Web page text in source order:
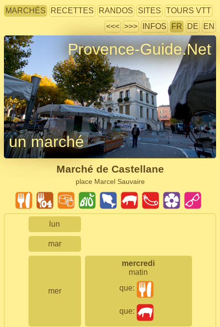
MARCHÉS RECETTES RANDOS SITES
TOURS VTT
<<< >>> INFOS FR DE EN
Provence-Guide.Net
un marché
Marché de Castellane
place Marcel Sauvaire
lun
mar
mer
mercredi
matin
que:
que: